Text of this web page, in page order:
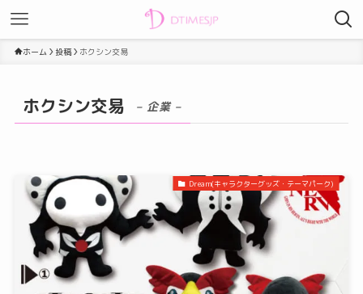
ホーム 投稿 ホクシン交易
ホクシン交易 – 企業 –
Dream(キャラクターグッズ・テーマパーク)